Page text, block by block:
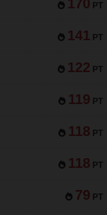
170 PT
141 PT
122 PT
119 PT
118 PT
118 PT
79 PT